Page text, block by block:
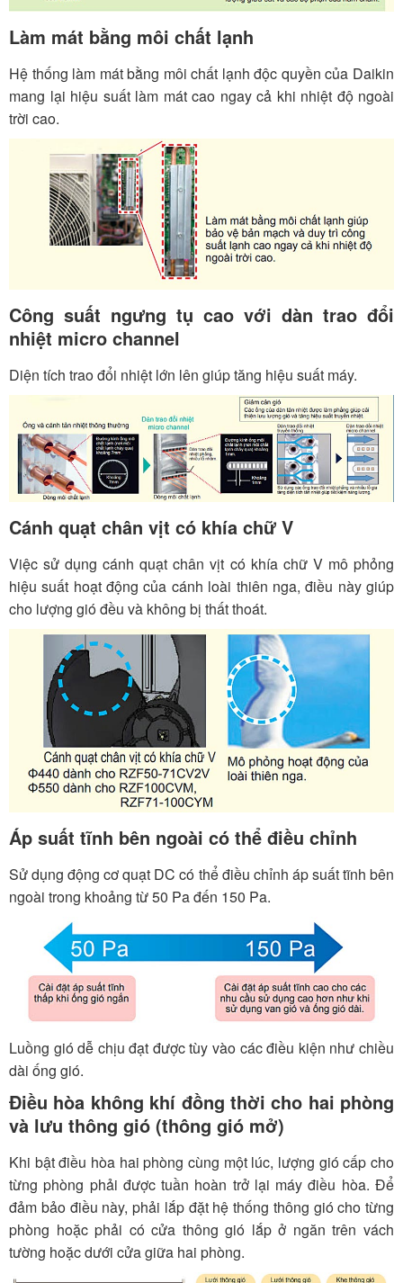
Làm mát bằng môi chất lạnh
Hệ thống làm mát bằng môi chất lạnh độc quyền của Daikin
mang lại hiệu suất làm mát cao ngay cả khi nhiệt độ ngoài
trời cao.
Công suất ngưng tụ cao với dàn trao đổi
nhiệt micro channel
Diện tích trao đổi nhiệt lớn lên giúp tăng hiệu suất máy.
Cánh quạt chân vịt có khía chữ V
Việc sử dụng cánh quạt chân vịt có khía chữ V mô phỏng
hiệu suất hoạt động của cánh loài thiên nga, điều này giúp
cho lượng gió đều và không bị thất thoát.
Áp suất tĩnh bên ngoài có thể điều chỉnh
Sử dụng động cơ quạt DC có thể điều chỉnh áp suất tĩnh bên
ngoài trong khoảng từ 50 Pa đến 150 Pa.
Luồng gió dễ chịu đạt được tùy vào các điều kiện như chiều
dài ống gió.
Điều hòa không khí đồng thời cho hai phòng
và lưu thông gió (thông gió mở)
Khi bật điều hòa hai phòng cùng một lúc, lượng gió cấp cho
từng phòng phải được tuần hoàn trở lại máy điều hòa. Để
đảm bảo điều này, phải lắp đặt hệ thống thông gió cho từng
phòng hoặc phải có cửa thông gió lắp ở ngăn trên vách
tường hoặc dưới cửa giữa hai phòng.